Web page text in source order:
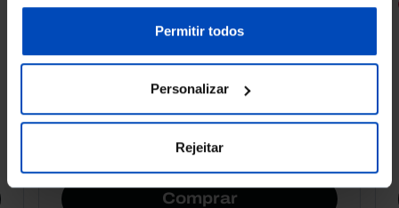
sobre cookies através da gestão de preferências ou da
Política de Cookies.
Permitir todos
Personalizar
Rejeitar
Promessas do Futebol
5,00 €
Comprar